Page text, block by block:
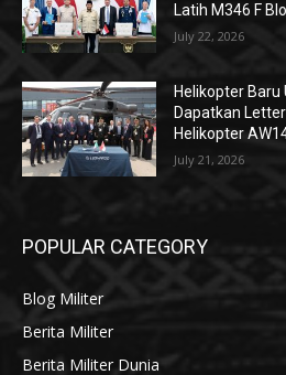
Latih M346 F
July 22, 2026
Helikopter Baru
Dapatkan
Helikopter
July 21, 2026
POPULAR CATEGORY
Blog Militer
Berita Militer
Berita Militer Dunia